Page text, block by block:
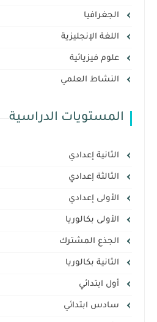
الجغرافيا
اللغة الإنجليزية
علوم فيزيائية
النشاط العلمي
المستويات الدراسية
الثانية إعدادي
الثالثة إعدادي
الأولى إعدادي
الأولى بكالوريا
الجذع المشترك
الثانية بكالوريا
أول ابتدائي
سادس ابتدائي